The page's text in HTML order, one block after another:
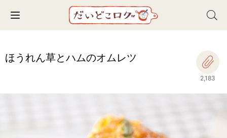
Toggle navigation
ほうれん草とハムのオムレツ
2,183